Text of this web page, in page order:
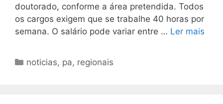
doutorado, conforme a área pretendida. Todos
os cargos exigem que se trabalhe 40 horas por
semana. O salário pode variar entre … Ler mais
Categorias
noticias, pa, regionais